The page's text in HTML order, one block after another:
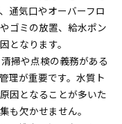
通気口やオーバーフロ
ゴミの放置、給水ポン
となります。
掃や点検の義務がある
理が重要です。水質ト
因となることが多いた
も欠かせません。